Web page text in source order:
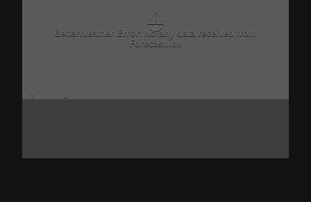
⚠
Critical problem in Better Weather Ajax calls